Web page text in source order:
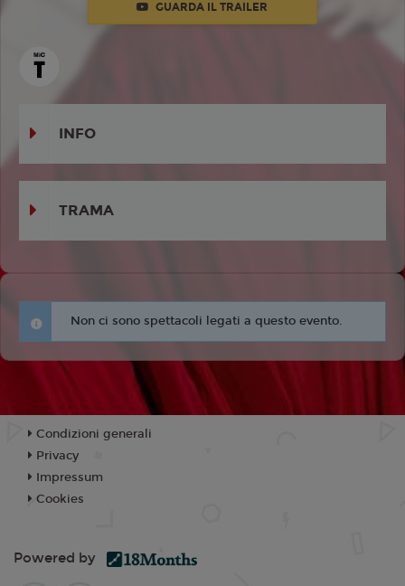
GUARDA IL TRAILER
INFO
TRAMA
Non ci sono spettacoli legati a questo evento.
Condizioni generali
Privacy
Impressum
Cookies
Powered by